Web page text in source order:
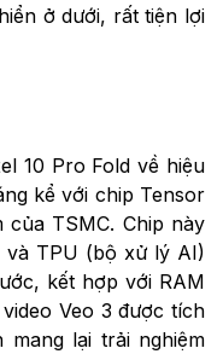
ở dưới, rất tiện lợi
10 Pro Fold về hiệu
kể với chip Tensor
TSMC. Chip này
và TPU (bộ xử lý AI)
kết hợp với RAM
Veo 3 được tích
lại trải nghiệm